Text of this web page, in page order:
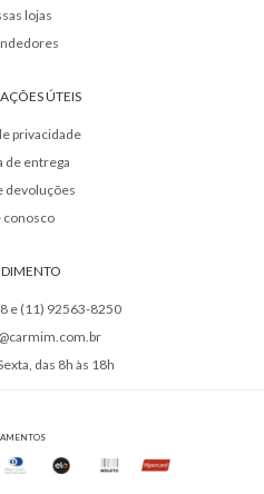
lojas
ÚTEIS
privacidade
de entrega
devoluções
conosco
e (11) 92563-8250
das 8h às 18h